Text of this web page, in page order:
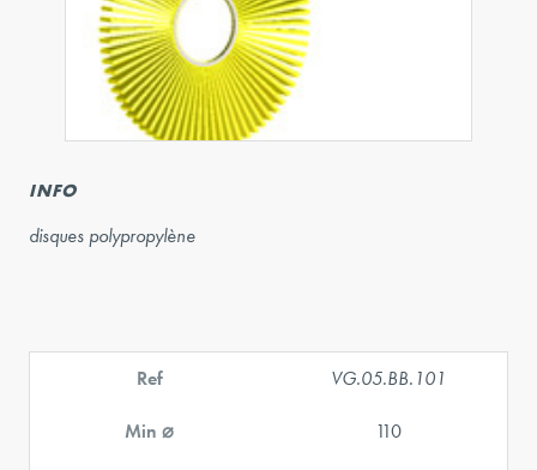
INFO
disques polypropylène
Ref VG.05.BB.101
Min ⌀ 110